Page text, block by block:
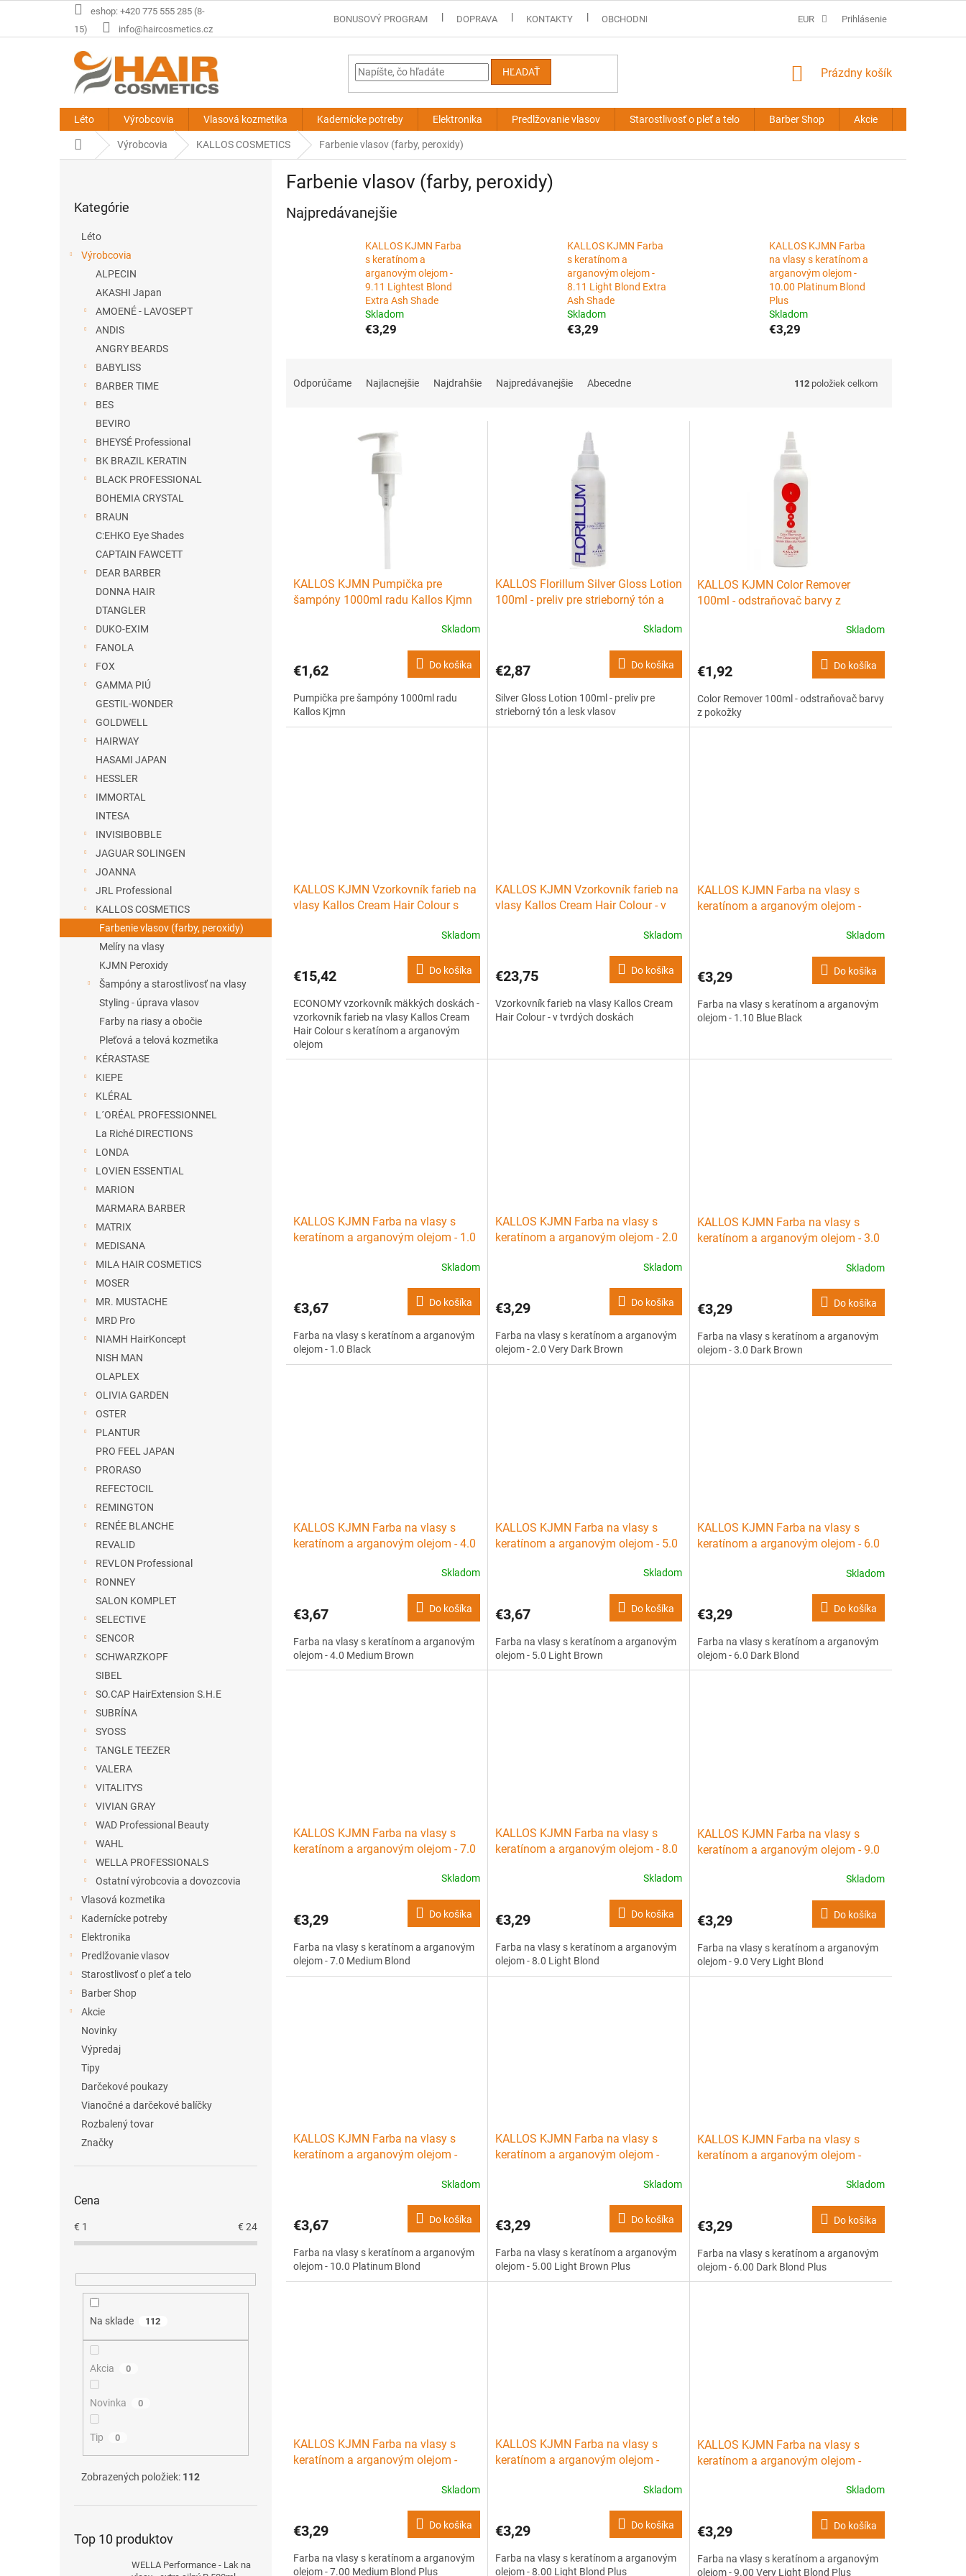
eshop: +420 775 555 285 (8-
15)
info@haircosmetics.cz
BONUSOVÝ PROGRAM DOPRAVA KONTAKTY OBCHODNÉ PODMIENKY PREDLŽOVANIE VLASOV - OBCHODNÉ PODMIENKY
EUR Prihlásenie
HĽADAŤ
NÁKUPNÝ
Prázdny košík
Léto Výrobcovia Vlasová kozmetika Kadernícke potreby Elektronika Predlžovanie vlasov Starostlivosť o pleť a telo Barber Shop Akcie
DomovVýrobcovia KALLOS COSMETICS Farbenie vlasov (farby, peroxidy)
kategórie
Kategórie
Léto
Výrobcovia
ALPECIN
AKASHI Japan
AMOENÉ - LAVOSEPT
ANDIS
ANGRY BEARDS
BABYLISS
BARBER TIME
BES
BEVIRO
BHEYSÉ Professional
BK BRAZIL KERATIN
BLACK PROFESSIONAL
BOHEMIA CRYSTAL
BRAUN
C:EHKO Eye Shades
CAPTAIN FAWCETT
DEAR BARBER
DONNA HAIR
DTANGLER
DUKO-EXIM
FANOLA
FOX
GAMMA PIÚ
GESTIL-WONDER
GOLDWELL
HAIRWAY
HASAMI JAPAN
HESSLER
IMMORTAL
INTESA
INVISIBOBBLE
JAGUAR SOLINGEN
JOANNA
JRL Professional
KALLOS COSMETICS
Farbenie vlasov (farby, peroxidy)
Melíry na vlasy
KJMN Peroxidy
Šampóny a starostlivosť na vlasy
Styling - úprava vlasov
Farby na riasy a obočie
Pleťová a telová kozmetika
KÉRASTASE
KIEPE
KLÉRAL
L´ORÉAL PROFESSIONNEL
La Riché DIRECTIONS
LONDA
LOVIEN ESSENTIAL
MARION
MARMARA BARBER
MATRIX
MEDISANA
MILA HAIR COSMETICS
MOSER
MR. MUSTACHE
MRD Pro
NIAMH HairKoncept
NISH MAN
OLAPLEX
OLIVIA GARDEN
OSTER
PLANTUR
PRO FEEL JAPAN
PRORASO
REFECTOCIL
REMINGTON
RENÉE BLANCHE
REVALID
REVLON Professional
RONNEY
SALON KOMPLET
SELECTIVE
SENCOR
SCHWARZKOPF
SIBEL
SO.CAP HairExtension S.H.E
SUBRÍNA
SYOSS
TANGLE TEEZER
VALERA
VITALITYS
VIVIAN GRAY
WAD Professional Beauty
WAHL
WELLA PROFESSIONALS
Ostatní výrobcovia a dovozcovia
Vlasová kozmetika
Kadernícke potreby
Elektronika
Predlžovanie vlasov
Starostlivosť o pleť a telo
Barber Shop
Akcie
Novinky
Výpredaj
Tipy
Darčekové poukazy
Vianočné a darčekové balíčky
Rozbalený tovar
Značky
Cena
€ 1 € 24
Na sklade 112
Akcia 0
Novinka 0
Tip 0
Zobrazených položiek: 112
Top 10 produktov
WELLA Performance - Lak na
Farbenie vlasov (farby, peroxidy)
Najpredávanejšie
KALLOS KJMN Farba
s keratínom a
arganovým olejom -
9.11 Lightest Blond
Extra Ash Shade
Skladom
€3,29
KALLOS KJMN Farba
s keratínom a
arganovým olejom -
8.11 Light Blond Extra
Ash Shade
Skladom
€3,29
KALLOS KJMN Farba
na vlasy s keratínom a
arganovým olejom -
10.00 Platinum Blond
Plus
Skladom
€3,29
Odporúčame Najlacnejšie Najdrahšie Najpredávanejšie Abecedne 112 položiek celkom
KALLOS KJMN Pumpička pre
šampóny 1000ml radu Kallos Kjmn
Skladom
€1,62 Do košíka
Pumpička pre šampóny 1000ml radu
Kallos Kjmn
KALLOS Florillum Silver Gloss Lotion
100ml - preliv pre strieborný tón a
Skladom
€2,87 Do košíka
Silver Gloss Lotion 100ml - preliv pre
strieborný tón a lesk vlasov
KALLOS KJMN Color Remover
100ml - odstraňovač barvy z
Skladom
€1,92 Do košíka
Color Remover 100ml - odstraňovač barvy
z pokožky
KALLOS KJMN Vzorkovník farieb na
vlasy Kallos Cream Hair Colour s
Skladom
€15,42 Do košíka
ECONOMY vzorkovník mäkkých doskách -
vzorkovník farieb na vlasy Kallos Cream
Hair Colour s keratínom a arganovým
olejom
KALLOS KJMN Vzorkovník farieb na
vlasy Kallos Cream Hair Colour - v
Skladom
€23,75 Do košíka
Vzorkovník farieb na vlasy Kallos Cream
Hair Colour - v tvrdých doskách
KALLOS KJMN Farba na vlasy s
keratínom a arganovým olejom -
Skladom
€3,29 Do košíka
Farba na vlasy s keratínom a arganovým
olejom - 1.10 Blue Black
KALLOS KJMN Farba na vlasy s
keratínom a arganovým olejom - 1.0
Skladom
€3,67 Do košíka
Farba na vlasy s keratínom a arganovým
olejom - 1.0 Black
KALLOS KJMN Farba na vlasy s
keratínom a arganovým olejom - 2.0
Skladom
€3,29 Do košíka
Farba na vlasy s keratínom a arganovým
olejom - 2.0 Very Dark Brown
KALLOS KJMN Farba na vlasy s
keratínom a arganovým olejom - 3.0
Skladom
€3,29 Do košíka
Farba na vlasy s keratínom a arganovým
olejom - 3.0 Dark Brown
KALLOS KJMN Farba na vlasy s
keratínom a arganovým olejom - 4.0
Skladom
€3,67 Do košíka
Farba na vlasy s keratínom a arganovým
olejom - 4.0 Medium Brown
KALLOS KJMN Farba na vlasy s
keratínom a arganovým olejom - 5.0
Skladom
€3,67 Do košíka
Farba na vlasy s keratínom a arganovým
olejom - 5.0 Light Brown
KALLOS KJMN Farba na vlasy s
keratínom a arganovým olejom - 6.0
Skladom
€3,29 Do košíka
Farba na vlasy s keratínom a arganovým
olejom - 6.0 Dark Blond
KALLOS KJMN Farba na vlasy s
keratínom a arganovým olejom - 7.0
Skladom
€3,29 Do košíka
Farba na vlasy s keratínom a arganovým
olejom - 7.0 Medium Blond
KALLOS KJMN Farba na vlasy s
keratínom a arganovým olejom - 8.0
Skladom
€3,29 Do košíka
Farba na vlasy s keratínom a arganovým
olejom - 8.0 Light Blond
KALLOS KJMN Farba na vlasy s
keratínom a arganovým olejom - 9.0
Skladom
€3,29 Do košíka
Farba na vlasy s keratínom a arganovým
olejom - 9.0 Very Light Blond
KALLOS KJMN Farba na vlasy s
keratínom a arganovým olejom -
Skladom
€3,67 Do košíka
Farba na vlasy s keratínom a arganovým
olejom - 10.0 Platinum Blond
KALLOS KJMN Farba na vlasy s
keratínom a arganovým olejom -
Skladom
€3,29 Do košíka
Farba na vlasy s keratínom a arganovým
olejom - 5.00 Light Brown Plus
KALLOS KJMN Farba na vlasy s
keratínom a arganovým olejom -
Skladom
€3,29 Do košíka
Farba na vlasy s keratínom a arganovým
olejom - 6.00 Dark Blond Plus
KALLOS KJMN Farba na vlasy s
keratínom a arganovým olejom -
Skladom
€3,29 Do košíka
Farba na vlasy s keratínom a arganovým
olejom - 7.00 Medium Blond Plus
KALLOS KJMN Farba na vlasy s
keratínom a arganovým olejom -
Skladom
€3,29 Do košíka
Farba na vlasy s keratínom a arganovým
olejom - 8.00 Light Blond Plus
KALLOS KJMN Farba na vlasy s
keratínom a arganovým olejom -
Skladom
€3,29 Do košíka
Farba na vlasy s keratínom a arganovým
olejom - 9.00 Very Light Blond Plus